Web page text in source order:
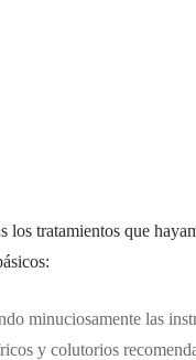
los tratamientos que
minuciosamente las
y colutorios